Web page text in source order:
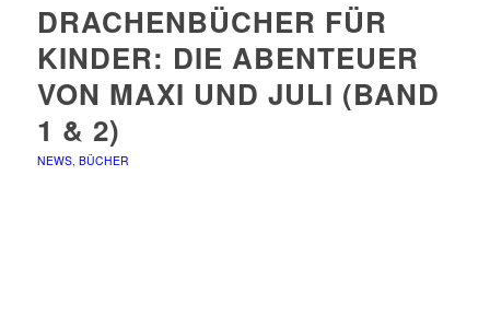
DRACHENBÜCHER FÜR
KINDER: DIE ABENTEUER
VON MAXI UND JULI (BAND
1 & 2)
NEWS, BÜCHER